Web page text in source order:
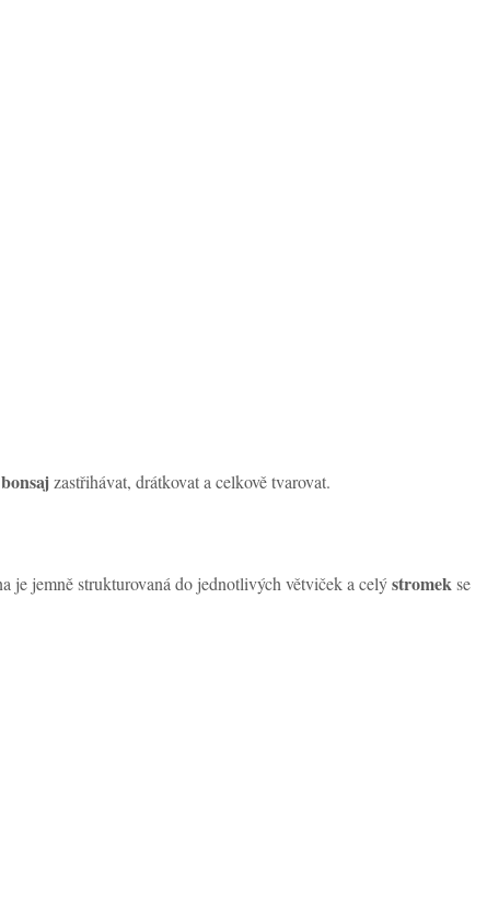
bonsaj zastřihávat, drátkovat a celkově tvarovat.
je jemně strukturovaná do jednotlivých větviček a celýstromekse